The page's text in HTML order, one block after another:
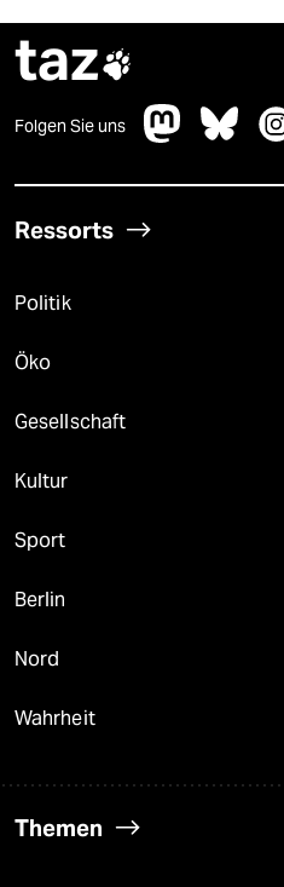
taz
Folgen Sie uns
Ressorts
Politik
Öko
Gesellschaft
Kultur
Sport
Berlin
Nord
Wahrheit
Themen